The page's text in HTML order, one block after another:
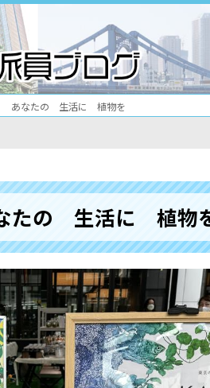
あなたの 生活に 植物を
たの 生活に 植物